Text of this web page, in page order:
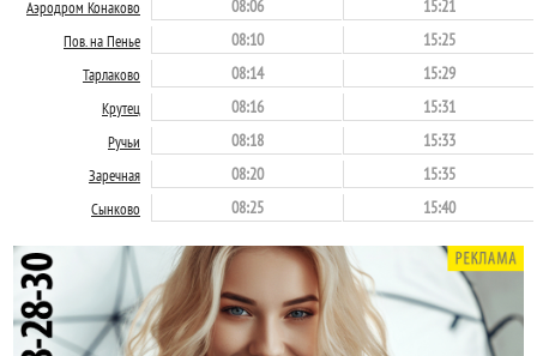
Аэродром Конаково 08:06 15:21
Пов. на Пенье 08:10 15:25
Тарлаково 08:14 15:29
Крутец 08:16 15:31
Ручьи 08:18 15:33
Заречная 08:20 15:35
Сынково 08:25 15:40